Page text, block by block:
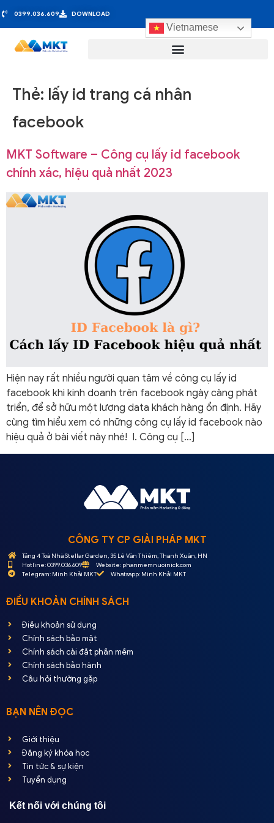
0399.036.609 DOWNLOAD
Vietnamese
Thẻ: lấy id trang cá nhân
facebook
MKT Software – Công cụ lấy id facebook
chính xác, hiệu quả nhất 2023
Hiện nay rất nhiều người quan tâm về công cụ lấy id
facebook khi kinh doanh trên facebook ngày càng phát
triển, để sở hữu một lượng data khách hàng ổn định. Hãy
cùng tìm hiểu xem có những công cụ lấy id facebook nào
hiệu quả ở bài viết này nhé! I. Công cụ […]
CÔNG TY CP GIẢI PHÁP MKT
Tầng 4 Toà Nhà Stellar Garden, 35 Lê Văn Thiêm, Thanh Xuân, HN
Hotline: 0399.036.609
Website: phanmemnuoinick.com
Telegram: Minh Khải MKT
Whatsapp: Minh Khải MKT
ĐIỀU KHOẢN CHÍNH SÁCH
Điều khoản sử dụng
Chính sách bảo mật
Chính sách cài đặt phần mềm
Chính sách bảo hành
Câu hỏi thường gặp
BẠN NÊN ĐỌC
Giới thiệu
Đăng ký khóa học
Tin tức & sự kiện
Tuyển dụng
Kết nối với chúng tôi